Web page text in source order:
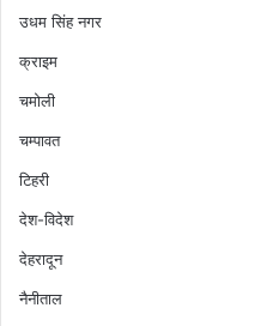
उधम सिंह नगर
क्राइम
चमोली
चम्पावत
टिहरी
देश-विदेश
देहरादून
नैनीताल